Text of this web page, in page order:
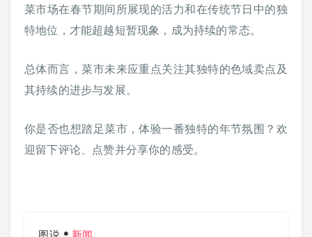
菜市场在春节期间所展现的活力和在传统节日中的独
特地位，才能超越短暂现象，成为持续的常态。
总体而言，菜市未来应重点关注其独特的色域卖点及
其持续的进步与发展。
你是否也想踏足菜市，体验一番独特的年节氛围？欢
迎留下评论、点赞并分享你的感受。